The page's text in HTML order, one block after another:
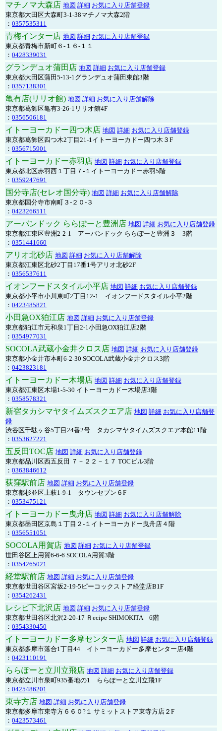
マチノマ大森店 地図 詳細 お気に入り店舗登録
東京都大田区大森町3-1-38マチノマ大森2階
： 0357535311
青梅インター店 地図 詳細 お気に入り店舗登録
東京都青梅市新町６-１６-１１
： 0428339031
グランデュオ蒲田店 地図 詳細 お気に入り店舗登録
東京都大田区蒲田5-13-1グランデュオ蒲田東館3階
： 0357138301
亀有店(リリオ館) 地図 詳細 お気に入り店舗解除
東京都葛飾区亀有3-26-1リリオ館4F
： 0356506181
イトーヨーカドー四つ木店 地図 詳細 お気に入り店舗登録
東京都葛飾区四つ木2丁目21-1イトーヨーカドー四つ木３F
： 0356715901
イトーヨーカドー赤羽店 地図 詳細 お気に入り店舗登録
東京都北区赤羽西１丁目７-１イトーヨーカドー赤羽5階
： 0359247691
国分寺店(セレオ国分寺) 地図 詳細 お気に入り店舗解除
東京都国分寺市南町３-２０-３
： 0423266511
アーバンドック ららぽーと豊洲店 地図 詳細 お気に入り店舗登録
東京都江東区豊洲2-2-1 アーバンドック ららぽーと豊洲３ 3階
： 0351441660
アリオ北砂店 地図 詳細 お気に入り店舗解除
東京都江東区北砂2丁目17番1号アリオ北砂2F
： 0356537611
イオンフードスタイル小平店 地図 詳細 お気に入り店舗登録
東京都小平市小川東町2丁目12-1 イオンフードスタイル小平2階
： 0423485821
小田急OX狛江店 地図 詳細 お気に入り店舗登録
東京都狛江市元和泉1丁目2-1小田急OX狛江店2階
： 0354977031
SOCOLA武蔵小金井クロス店 地図 詳細 お気に入り店舗登録
東京都小金井市本町6-2-30 SOCOLA武蔵小金井クロス3階
： 0423823181
イトーヨーカドー木場店 地図 詳細 お気に入り店舗登録
東京都江東区木場1-5-30 イトーヨーカドー木場店3階
： 0358578321
新宿タカシマヤタイムズスクエア店 地図 詳細 お気に入り店舗登
録
渋谷区千駄ヶ谷5丁目24番2号 タカシマヤタイムズスクエア本館11階
： 0353627221
五反田TOC店 地図 詳細 お気に入り店舗登録
東京都品川区西五反田 ７－２２－１７ TOCビル3階
： 0363846612
荻窪駅前店 地図 詳細 お気に入り店舗登録
東京都杉並区上萩1-9-1 タウンセブン６F
： 0353475121
イトーヨーカドー曳舟店 地図 詳細 お気に入り店舗解除
東京都墨田区京島１丁目２-１イトーヨーカドー曳舟店４階
： 0356551051
SOCOLA用賀店 地図 詳細 お気に入り店舗登録
世田谷区上用賀6-6-6 SOCOLA用賀3階
： 0354265021
経堂駅前店 地図 詳細 お気に入り店舗登録
東京都世田谷区宮坂2-19-5ピーコックストア経堂店B1F
： 0354262431
レシピ下北沢店 地図 詳細 お気に入り店舗登録
東京都世田谷区北沢2-20-17 Ｒecipe SHIMOKITA 6階
： 0354330450
イトーヨーカドー多摩センター店 地図 詳細 お気に入り店舗登録
東京都多摩市落合1丁目44 イトーヨーカドー多摩センター店4階
： 0423110191
ららぽーと立川立飛店 地図 詳細 お気に入り店舗登録
東京都立川市泉町935番地の1 ららぽーと立川立飛1F
： 0425486201
東寺方店 地図 詳細 お気に入り店舗登録
東京都多摩市東寺方６６０?１ サミットストア東寺方店２F
： 0423573461